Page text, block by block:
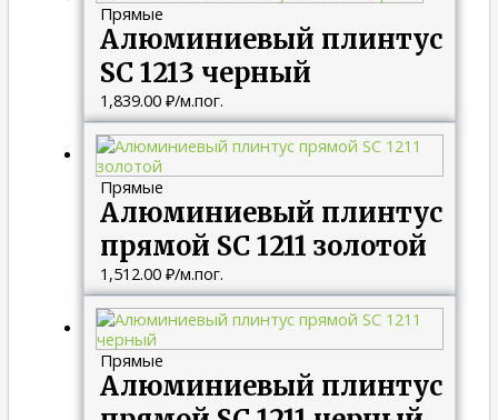
Прямые
Алюминиевый плинтус
SC 1213 черный
1,839.00 ₽/м.пог.
Прямые
Алюминиевый плинтус
прямой SC 1211 золотой
1,512.00 ₽/м.пог.
Прямые
Алюминиевый плинтус